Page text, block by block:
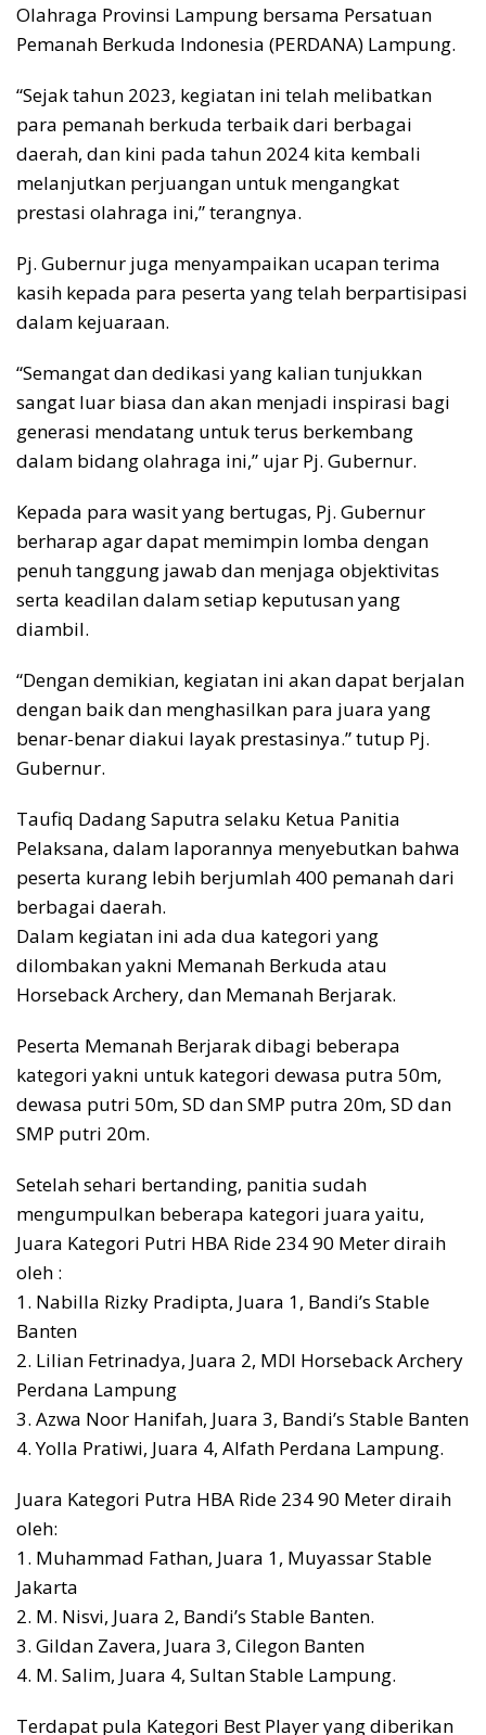
Olahraga Provinsi Lampung bersama Persatuan
Pemanah Berkuda Indonesia (PERDANA) Lampung.
“Sejak tahun 2023, kegiatan ini telah melibatkan
para pemanah berkuda terbaik dari berbagai
daerah, dan kini pada tahun 2024 kita kembali
melanjutkan perjuangan untuk mengangkat
prestasi olahraga ini,” terangnya.
Pj. Gubernur juga menyampaikan ucapan terima
kasih kepada para peserta yang telah berpartisipasi
dalam kejuaraan.
“Semangat dan dedikasi yang kalian tunjukkan
sangat luar biasa dan akan menjadi inspirasi bagi
generasi mendatang untuk terus berkembang
dalam bidang olahraga ini,” ujar Pj. Gubernur.
Kepada para wasit yang bertugas, Pj. Gubernur
berharap agar dapat memimpin lomba dengan
penuh tanggung jawab dan menjaga objektivitas
serta keadilan dalam setiap keputusan yang
diambil.
“Dengan demikian, kegiatan ini akan dapat berjalan
dengan baik dan menghasilkan para juara yang
benar-benar diakui layak prestasinya.” tutup Pj.
Gubernur.
Taufiq Dadang Saputra selaku Ketua Panitia
Pelaksana, dalam laporannya menyebutkan bahwa
peserta kurang lebih berjumlah 400 pemanah dari
berbagai daerah.
Dalam kegiatan ini ada dua kategori yang
dilombakan yakni Memanah Berkuda atau
Horseback Archery, dan Memanah Berjarak.
Peserta Memanah Berjarak dibagi beberapa
kategori yakni untuk kategori dewasa putra 50m,
dewasa putri 50m, SD dan SMP putra 20m, SD dan
SMP putri 20m.
Setelah sehari bertanding, panitia sudah
mengumpulkan beberapa kategori juara yaitu,
Juara Kategori Putri HBA Ride 234 90 Meter diraih
oleh :
1. Nabilla Rizky Pradipta, Juara 1, Bandi’s Stable
Banten
2. Lilian Fetrinadya, Juara 2, MDI Horseback Archery
Perdana Lampung
3. Azwa Noor Hanifah, Juara 3, Bandi’s Stable Banten
4. Yolla Pratiwi, Juara 4, Alfath Perdana Lampung.
Juara Kategori Putra HBA Ride 234 90 Meter diraih
oleh:
1. Muhammad Fathan, Juara 1, Muyassar Stable
Jakarta
2. M. Nisvi, Juara 2, Bandi’s Stable Banten.
3. Gildan Zavera, Juara 3, Cilegon Banten
4. M. Salim, Juara 4, Sultan Stable Lampung.
Terdapat pula Kategori Best Player yang diberikan